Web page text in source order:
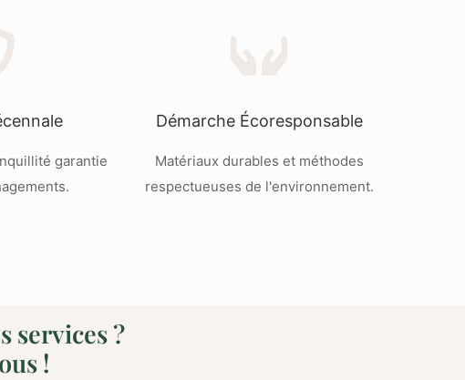
garantie
Démarche Écoresponsable
Matériaux durables et méthodes
respectueuses de l'environnement.
services ?
!